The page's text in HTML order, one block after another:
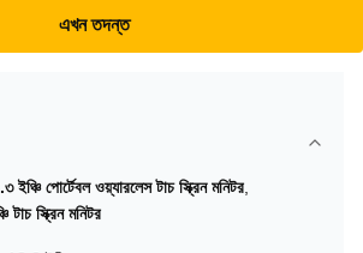
এখন তদন্ত
ইঞ্চি পোর্টেবল ওয়্যারলেস টাচ স্ক্রিন মনিটর,
স্ক্রিন মনিটর